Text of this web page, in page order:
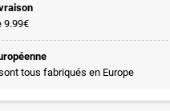
9.99€
tous fabriqués en Europe